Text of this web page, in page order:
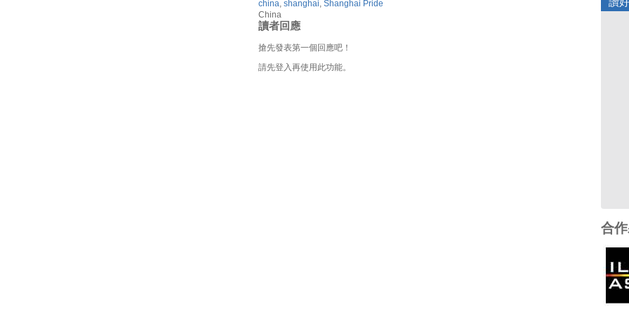
china, shanghai, Shanghai Pride
China
讀者回應
搶先發表第一個回應吧！
請先登入再使用此功能。
合